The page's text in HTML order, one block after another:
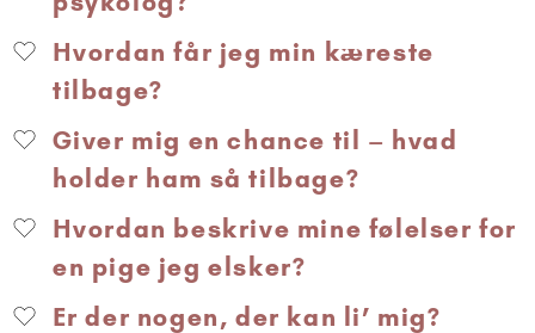
Hvordan får jeg min kæreste
tilbage?
Giver mig en chance til – hvad
holder ham så tilbage?
Hvordan beskrive mine følelser for
en pige jeg elsker?
Er der nogen, der kan li’ mig?